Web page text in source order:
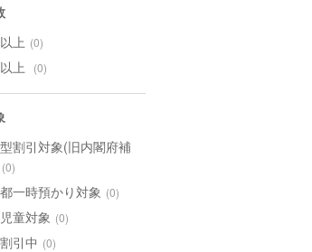
上 (0)
上 (0)
割引対象(旧内閣府補
(0)
一時預かり対象 (0)
童対象 (0)
引中 (0)